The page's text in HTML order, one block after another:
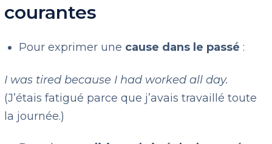
courantes
Pour exprimer une cause dans le passé :
I was tired because I had worked all day.
(J’étais fatigué parce que j’avais travaillé toute
la journée.)